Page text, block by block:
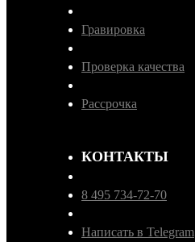
Гравировка
Проверка качества
Рассрочка
КОНТАКТЫ
8 495 734-72-70
Написать в Telegram